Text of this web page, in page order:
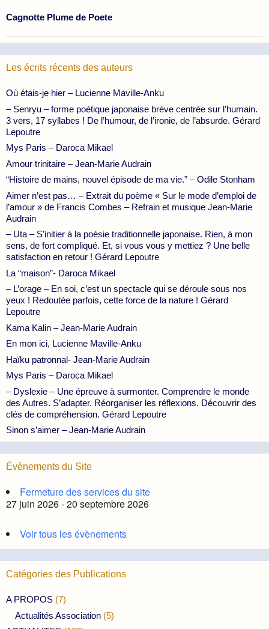
Cagnotte Plume de Poete
Les écrits récents des auteurs
Où étais-je hier – Lucienne Maville-Anku
– Senryu – forme poétique japonaise brève centrée sur l’humain.
3 vers, 17 syllabes ! De l’humour, de l’ironie, de l’absurde. Gérard
Lepoutre
Mys Paris – Daroca Mikael
Amour trinitaire – Jean-Marie Audrain
“Histoire de mains, nouvel épisode de ma vie.” – Odile Stonham
Aimer n’est pas… – Extrait du poème « Sur le mode d’emploi de
l’amour » de Francis Combes – Refrain et musique Jean-Marie
Audrain
– Uta – S’initier à la poésie traditionnelle japonaise. Rien, à mon
sens, de fort compliqué. Et, si vous vous y mettiez ? Une belle
satisfaction en retour ! Gérard Lepoutre
La “maison”- Daroca Mikael
– L’orage – En soi, c’est un spectacle qui se déroule sous nos
yeux ! Redoutée parfois, cette force de la nature ! Gérard
Lepoutre
Kama Kalin – Jean-Marie Audrain
En mon ici, Lucienne Maville-Anku
Haïku patronnal- Jean-Marie Audrain
Mys Paris – Daroca Mikael
– Dyslexie – Une épreuve à surmonter. Comprendre le monde
des Autres. S’adapter. Réorganiser les réflexions. Découvrir des
clés de compréhension. Gérard Lepoutre
Sinon s’aimer – Jean-Marie Audrain
Évènements du Site
Fermeture des services du site
27 juin 2026 - 20 septembre 2026
Voir tous les évènements
Catégories des Publications
A PROPOS (7)
Actualités Association (5)